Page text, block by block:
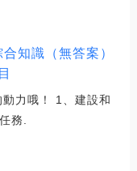
知識（無答案）
力哦！ 1、建設和
務.